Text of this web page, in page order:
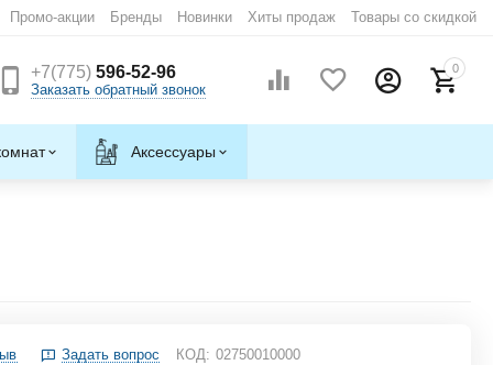
Промо-акции Бренды Новинки Хиты продаж Товары со скидкой
+7(775)596-52-96
Заказать обратный звонок
0
Аксессуары
Задать вопрос КОД: 02750010000